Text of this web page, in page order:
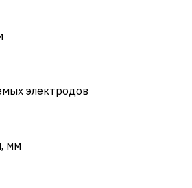
электродов
мм